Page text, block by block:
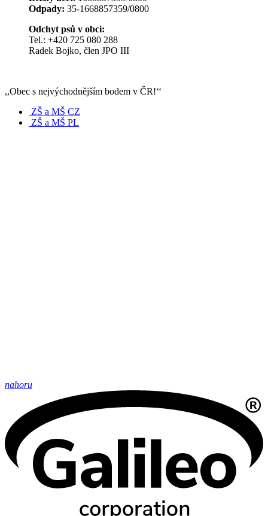
Odpady: 35-1668857359/0800
Odchyt psů v obci:
Tel.: +420 725 080 288
Radek Bojko, člen JPO III
,,Obec s nejvýchodnějším bodem v ČR!‘‘
ZŠ a MŠ CZ
ZŠ a MŠ PL
nahoru